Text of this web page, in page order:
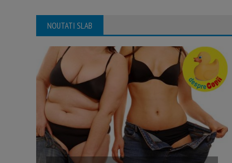
NOUTATI SLAB